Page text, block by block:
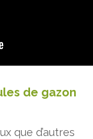
de gazon
que d’autres